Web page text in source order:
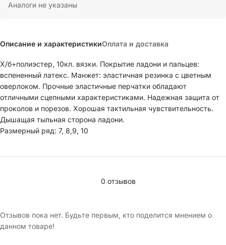
Аналоги не указаны
Описание и характеристикиОплата и доставка
Х/б+полиэстер, 10кл. вязки. Покрытие ладони и пальцев:
вспененный латекс. Манжет: эластичная резинка с цветным
оверлоком. Прочные эластичные перчатки обладают
отличными сцепными характеристиками. Надежная защита от
проколов и порезов. Хорошая тактильная чувствительность.
Дышащая тыльная сторона ладони.
Размерный ряд: 7, 8,9, 10
0 отзывов
Отзывов пока нет. Будьте первым, кто поделится мнением о
данном товаре!